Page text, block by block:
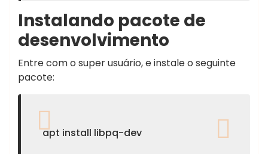
Instalando pacote de
desenvolvimento
Entre com o super usuário, e instale o seguinte
pacote:
apt install libpq-dev